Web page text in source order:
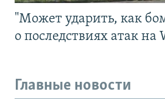
"Может ударить, как
о последствиях атак
Главные новости